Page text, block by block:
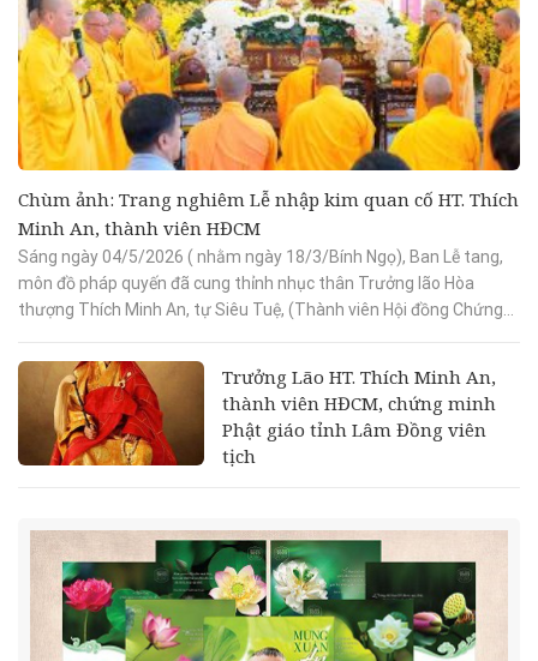
Chùm ảnh: Trang nghiêm Lễ nhập kim quan cố HT. Thích
Minh An, thành viên HĐCM
Sáng ngày 04/5/2026 ( nhằm ngày 18/3/Bính Ngọ), Ban Lễ tang,
môn đồ pháp quyến đã cung thỉnh nhục thân Trưởng lão Hòa
thượng Thích Minh An, tự Siêu Tuệ, (Thành viên Hội đồng Chứng...
Trưởng Lão HT. Thích Minh An,
thành viên HĐCM, chứng minh
Phật giáo tỉnh Lâm Đồng viên
tịch